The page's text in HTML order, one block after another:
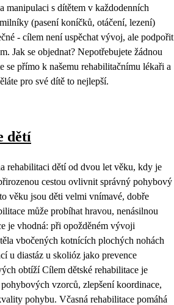
manipulaci s dítětem v každodenních
(pasení koníčků, otáčení, lezení)
- cílem není uspěchat vývoj, ale podpořit
Jak se objednat? Nepotřebujete žádnou
se přímo k našemu rehabilitačnímu lékaři a
pro své dítě to nejlepší.
dětí
rehabilitaci dětí od dvou let věku, kdy je
cestou ovlivnit správný pohybový
věku jsou děti velmi vnímavé, dobře
může probíhat hravou, nenásilnou
je vhodná: při opožděném vývoji
vbočených kotnících plochých nohách
u diastáz u skolióz jako prevence
obtíží Cílem dětské rehabilitace je
vzorců, zlepšení koordinace,
pohybu. Včasná rehabilitace pomáhá